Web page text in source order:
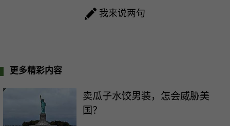
我来说两句
更多精彩内容
卖瓜子水饺男装，怎会威胁美
国？